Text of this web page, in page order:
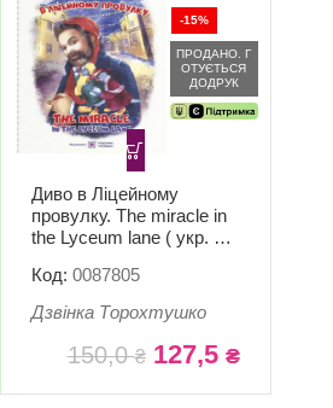
-15%
ПРОДАНО. Г
ОТУЄТЬСЯ
ДОДРУК
Диво в Ліцейному
провулку. The miracle in
the Lyceum lane ( укр. та
Код: 0087805
Дзвінка Торохтушко
150,0₴ 127,5 ₴